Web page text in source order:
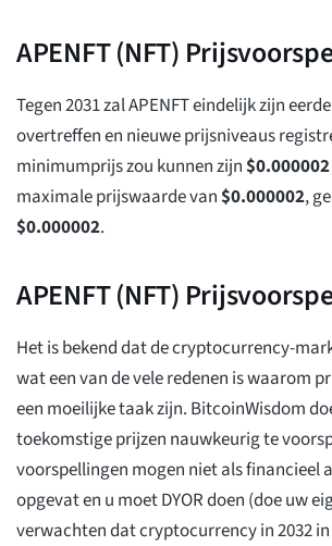
APENFT (NFT)
Tegen 2031 zal APENFT eindelijk zijn
overtreffen en nieuwe prijsniveaus
minimumprijs zou kunnen zijn$0.000002
maximale prijswaarde van$0.000002,
$0.000002.
APENFT (NFT)
Het is bekend dat de cryptocurrency-
wat een van de vele redenen is waarom
een moeilijke taak zijn. BitcoinWisdom
toekomstige prijzen nauwkeurig te
voorspellingen mogen niet als financieel
opgevat en u moet DYOR doen (doe uw
verwachten dat cryptocurrency in 2032